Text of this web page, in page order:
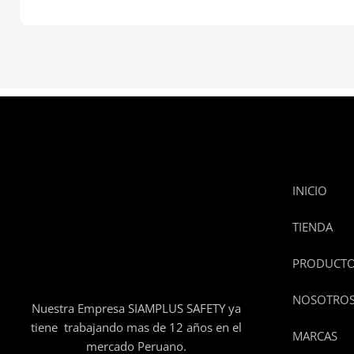
Nuestra Empresa SIAMPLUS SAFETY ya
tiene trabajando mas de 12 años en el
mercado Peruano.
INICIO
TIENDA
MARCAS